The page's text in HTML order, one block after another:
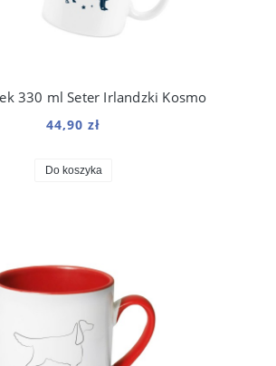
330 ml Seter Irlandzki Kosmo
44,90 zł
Do koszyka